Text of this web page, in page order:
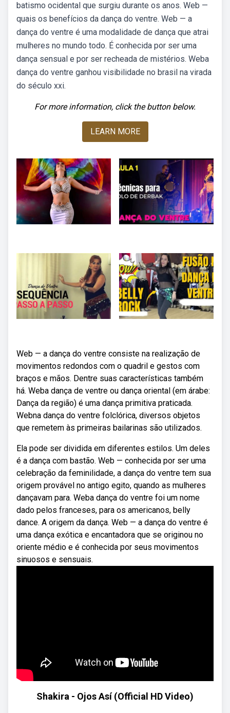
batismo ocidental que surgiu durante os anos. Web —
quais os benefícios da dança do ventre. Web — a
dança do ventre é uma modalidade de dança que atrai
mulheres no mundo todo. É conhecida por ser uma
dança sensual e por ser recheada de mistérios. Weba
dança do ventre ganhou visibilidade no brasil na virada
do século xxi.
For more information, click the button below.
LEARN MORE
Web — a dança do ventre consiste na realização de
movimentos redondos com o quadril e gestos com
braços e mãos. Dentre suas características também
há. Weba dança de ventre ou dança oriental (em árabe:
Dança da região) é uma dança primitiva praticada.
Webna dança do ventre folclórica, diversos objetos
que remetem às primeiras bailarinas são utilizados.
Ela pode ser dividida em diferentes estilos. Um deles
é a dança com bastão. Web — conhecida por ser uma
celebração da feminilidade, a dança do ventre tem sua
origem provável no antigo egito, quando as mulheres
dançavam para. Weba dança do ventre foi um nome
dado pelos franceses, para os americanos, belly
dance. A origem da dança. Web — a dança do ventre é
uma dança exótica e encantadora que se originou no
oriente médio e é conhecida por seus movimentos
sinuosos e sensuais.
Shakira - Ojos Así (Official HD Video)